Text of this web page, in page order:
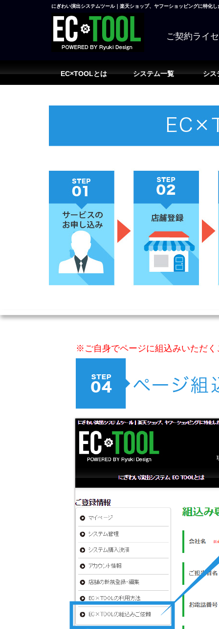
にぎわい演出システムツール｜楽天ショップ、ヤフーショッピングに特化
ご契約ライ
EC×TOOLとは システム一覧 シス
※ご自身でページに組込みいただく